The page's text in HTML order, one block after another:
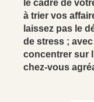
le cadre de
à trier vos
laissez pas le
de stress ;
concentrer sur
chez-vous